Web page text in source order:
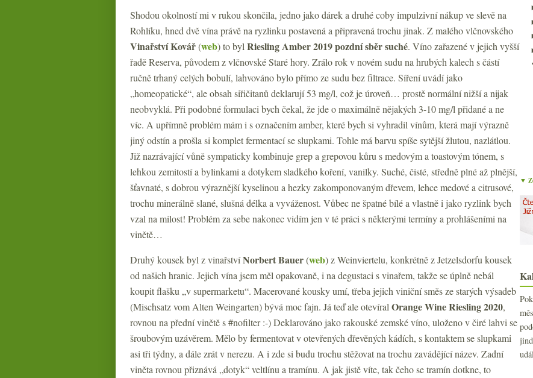
Shodou okolností mi v rukou skončila, jedno jako dárek a druhé coby impulzivní nákup ve slevě na
Rohlíku, hned dvě vína právě na ryzlinku postavená a připravená trochu jinak. Z malého vlčnovského
Vinařství Kovář(web) to byl Riesling Amber 2019 pozdní sběr suché. Víno zařazené v jejich vyšší
řadě Reserva, původem z vlčnovské Staré hory. Zrálo rok v novém sudu na hrubých kalech s částí
ručně trhaný celých bobulí, lahvováno bylo přímo ze sudu bez filtrace. Síření uvádí jako
„homeopatické“, ale obsah siřičitanů deklarují 53 mg/l, což je úroveň… prostě normální nižší a nijak
neobvyklá. Při podobné formulaci bych čekal, že jde o maximálně nějakých 3-10 mg/l přidané a ne
víc. A upřímně problém mám i s označením amber, které bych si vyhradil vínům, která mají výrazně
jiný odstín a prošla si komplet fermentací se slupkami. Tohle má barvu spíše sytější žlutou, nazlátlou.
Již nazrávající vůně sympaticky kombinuje grep a grepovou kůru s medovým a toastovým tónem, s
lehkou zemitostí a bylinkami a dotykem sladkého koření, vanilky. Suché, čisté, středně plné až plnější,
šťavnaté, s dobrou výraznější kyselinou a hezky zakomponovaným dřevem, lehce medové a citrusové,
trochu minerálně slané, slušná délka a vyváženost. Vůbec ne špatné bílé a vlastně i jako ryzlink bych
vzal na milost! Problém za sebe nakonec vidím jen v té práci s některými termíny a prohlášeními na
vinětě…
Druhý kousek byl z vinařstvíNorbert Bauer(web) z Weinviertelu, konkrétně z Jetzelsdorfu kousek
od našich hranic. Jejich vína jsem měl opakovaně, i na degustaci s vinařem, takže se úplně nebál
koupit flašku „v supermarketu“. Macerované kousky umí, třeba jejich viniční směs ze starých výsadeb
(Mischsatz vom Alten Weingarten) bývá moc fajn. Já teď ale otevíral Orange Wine Riesling 2020,
rovnou na přední vinětě s #nofilter :-) Deklarováno jako rakouské zemské víno, uloženo v čiré lahvi se
šroubovým uzávěrem. Mělo by fermentovat v otevřených dřevěných kádích, s kontaktem se slupkami
asi tři týdny, a dále zrát v nerezu. A i zde si budu trochu stěžovat na trochu zavádějící název. Zadní
viněta rovnou přiznává „dotyk“ veltlínu a tramínu. A jak jistě víte, tak čeho se tramín dotkne, to
►
►
►
▼